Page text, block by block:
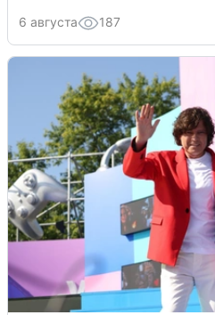
6 августа 187